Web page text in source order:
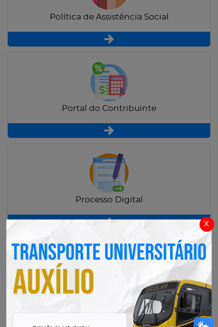
x
Política de Assistência Social
Portal do Contribuinte
Processo Digital
Radar Transparência Pública